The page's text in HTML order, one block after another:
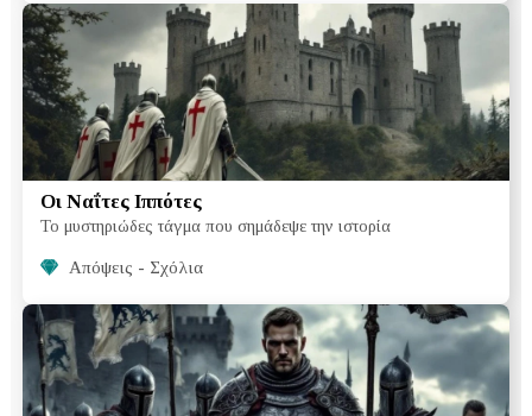
Οι Ναΐτες Ιππότες
Το μυστηριώδες τάγμα που σημάδεψε την ιστορία
Απόψεις - Σχόλια